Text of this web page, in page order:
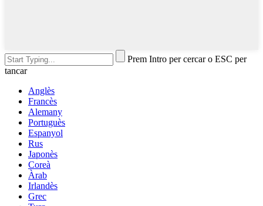
Prem Intro per cercar o ESC per
tancar
Anglès
Francès
Alemany
Portuguès
Espanyol
Rus
Japonès
Coreà
Àrab
Irlandès
Grec